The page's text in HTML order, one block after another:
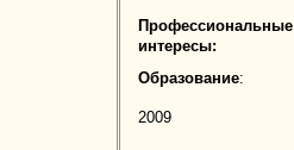
Профессиональные
интересы:
Образование:
2009